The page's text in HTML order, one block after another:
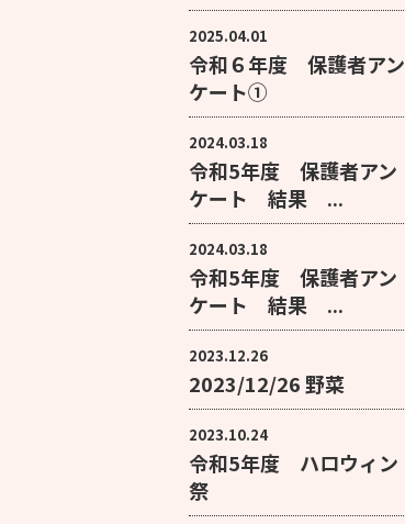
2025.04.01
令和６年度 保護者アン
ケート①
2024.03.18
令和5年度 保護者アン
ケート 結果 ...
2024.03.18
令和5年度 保護者アン
ケート 結果 ...
2023.12.26
2023/12/26 野菜
2023.10.24
令和5年度 ハロウィン
祭